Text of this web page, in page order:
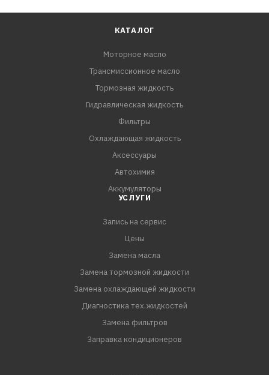
КАТАЛОГ
Моторное масло
Трансмиссионное масло
Тормозная жидкость
Гидравлическая жидкость
Фильтры
Охлаждающая жидкость
Аксессуары
Автохимия
Аккумуляторы
УСЛУГИ
Запись на сервис
Цены
Замена масла
Замена тормозной жидкости
Замена охлаждающей жидкости
Диагностика тех.жидкостей
Замена фильтров
Заправка кондиционеров